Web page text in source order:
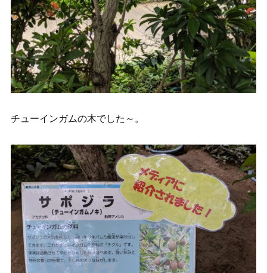
チューインガムの木でした～。